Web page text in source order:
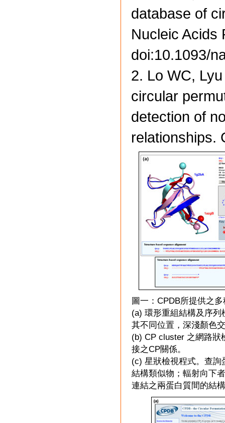
database of
Nucleic Acids
doi:10.1093/
2. Lo WC,
circular
detection of
relationships.
圖一：CPDB所提供之
(a) 環形重組結構及序
其不同位置，深淺顏色
(b) CP cluster 之網路狀
接之CP關係。
(c) 星狀檢視程式。查詢
結構類似物；輻射向下
連結之兩蛋白質間的結